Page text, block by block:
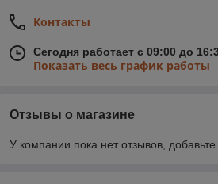
Контакты
Сегодня работает с 09:00 до
Показать весь график работы
Отзывы о магазине
У компании пока нет отзывов,